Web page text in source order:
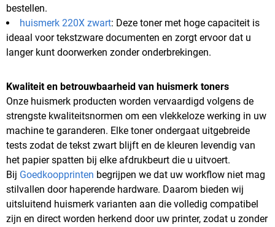
bestellen.
huismerk 220X zwart: Deze toner met hoge capaciteit is
ideaal voor tekstzware documenten en zorgt ervoor dat u
langer kunt doorwerken zonder onderbrekingen.
Kwaliteit en betrouwbaarheid van huismerk toners
Onze huismerk producten worden vervaardigd volgens de
strengste kwaliteitsnormen om een vlekkeloze werking in uw
machine te garanderen. Elke toner ondergaat uitgebreide
tests zodat de tekst zwart blijft en de kleuren levendig van
het papier spatten bij elke afdrukbeurt die u uitvoert.
Bij Goedkoopprinten begrijpen we dat uw workflow niet mag
stilvallen door haperende hardware. Daarom bieden wij
uitsluitend huismerk varianten aan die volledig compatibel
zijn en direct worden herkend door uw printer, zodat u zonder